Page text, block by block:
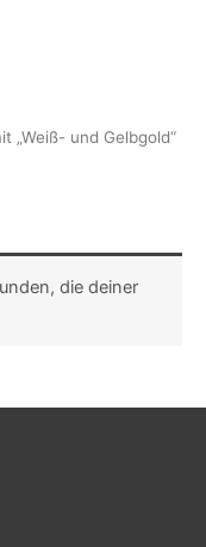
„Weiß- und Gelbgold“
die deiner